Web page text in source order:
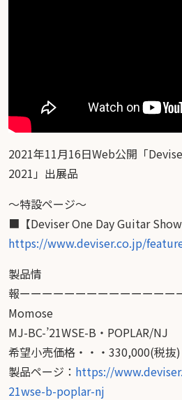
2021年11月16日Web公開「
2021」出展品
〜特設ページ〜
■【Deviser One Day Guitar Show
https://www.deviser.co.jp/
製品情
報ーーーーーーーーーーーーーー
Momose
MJ-BC-’21WSE-B・POPLAR/NJ
希望小売価格・・・330,000(税抜)
製品ページ： https://
21wse-b-poplar-nj